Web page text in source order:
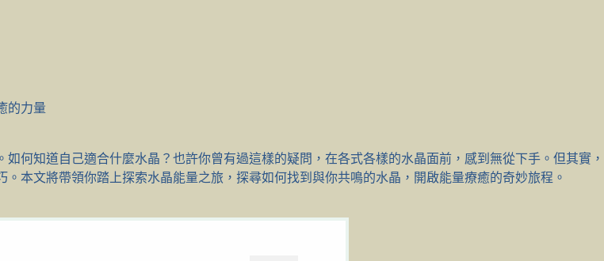
的力量
何知道自己適合什麼水晶？也許你曾有過這樣的疑問，在各式各樣的水晶面前，感到無從下手。但其實，
本文將帶領你踏上探索水晶能量之旅，探尋如何找到與你共鳴的水晶，開啟能量療癒的奇妙旅程。